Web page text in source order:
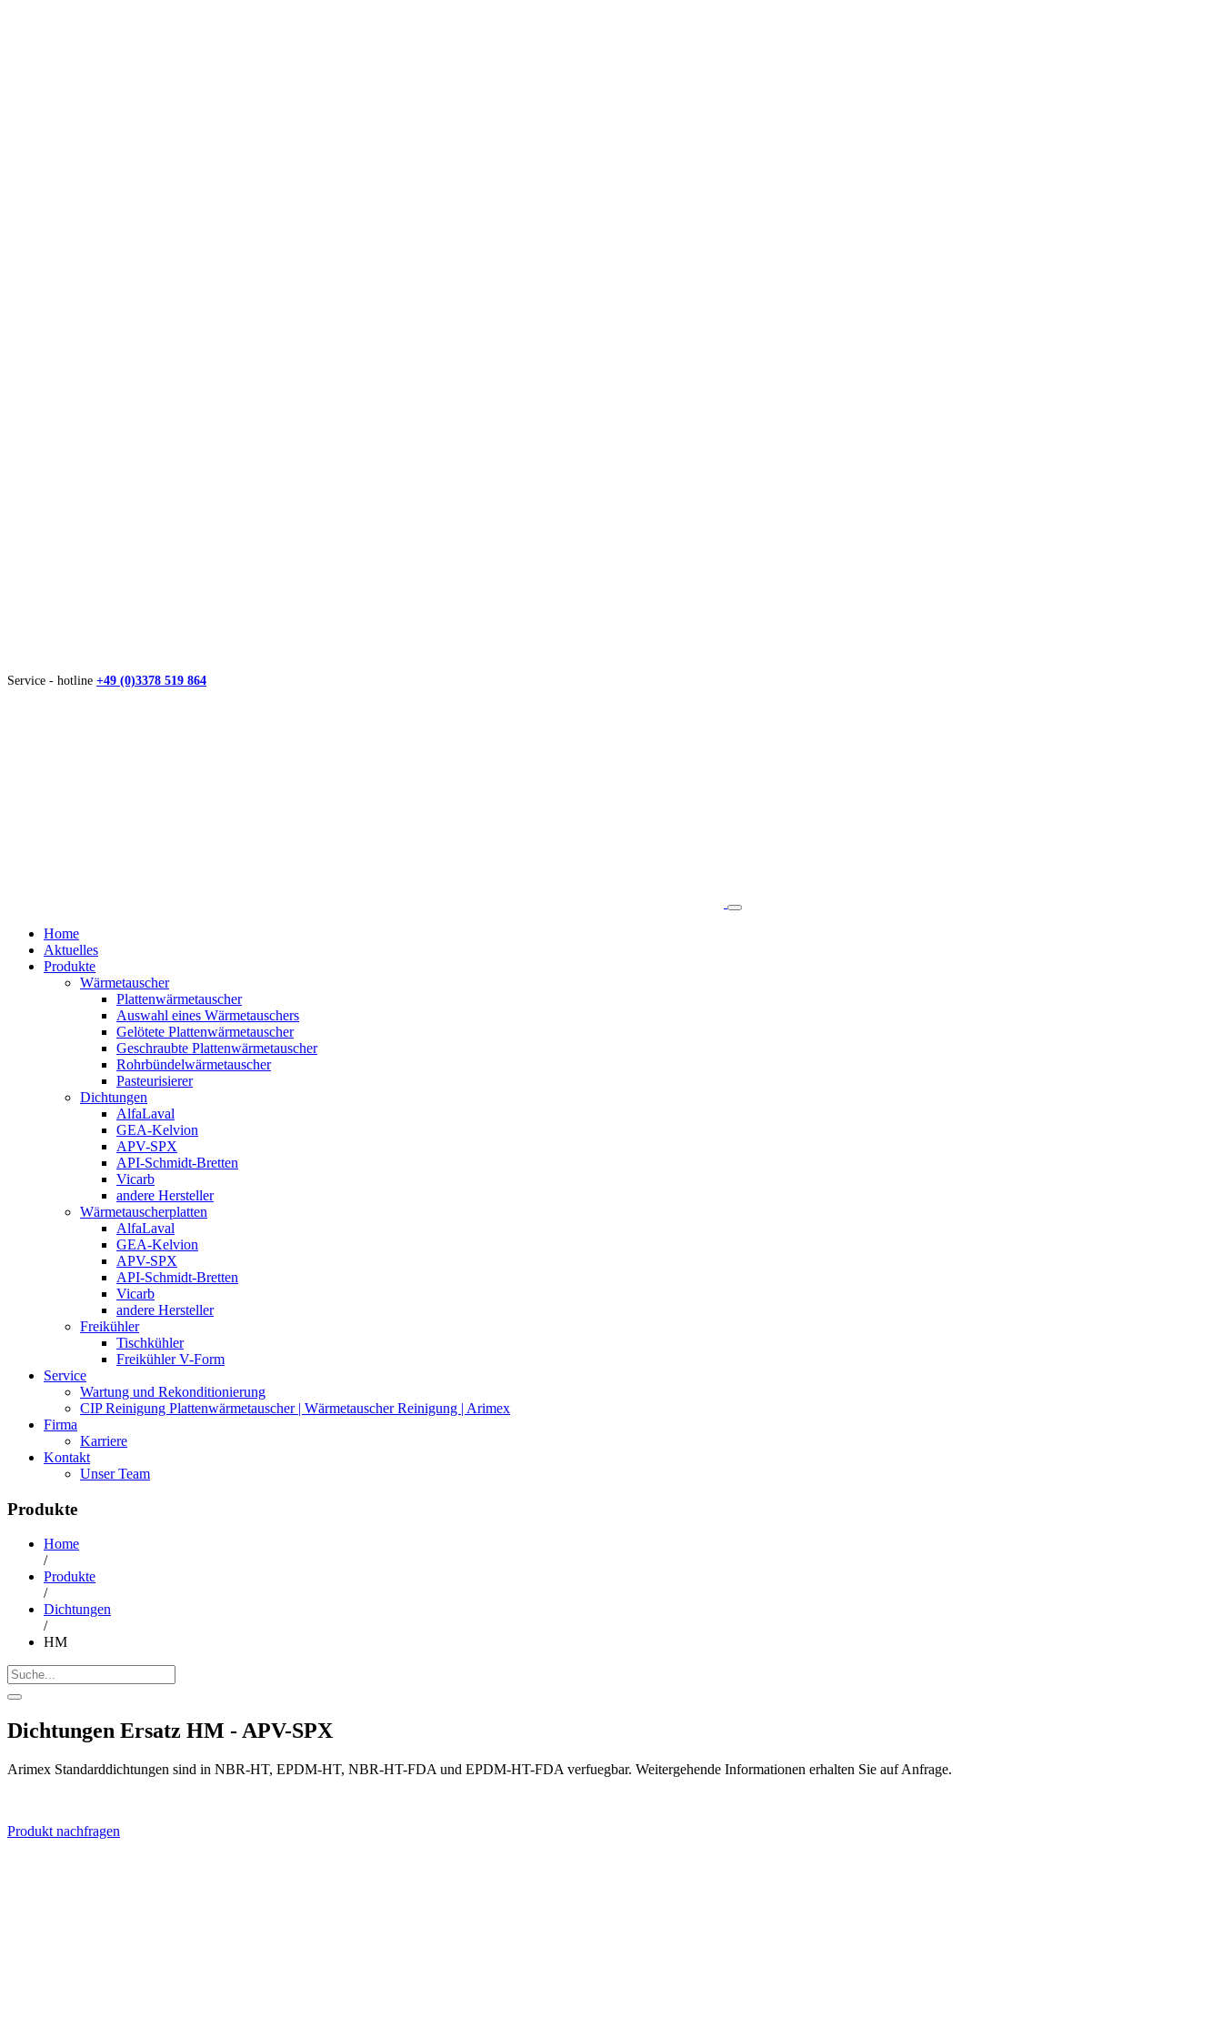
Service - hotline +49 (0)3378 519 864
Home
Aktuelles
Produkte
Wärmetauscher
Plattenwärmetauscher
Auswahl eines Wärmetauschers
Gelötete Plattenwärmetauscher
Geschraubte Plattenwärmetauscher
Rohrbündelwärmetauscher
Pasteurisierer
Dichtungen
AlfaLaval
GEA-Kelvion
APV-SPX
API-Schmidt-Bretten
Vicarb
andere Hersteller
Wärmetauscherplatten
AlfaLaval
GEA-Kelvion
APV-SPX
API-Schmidt-Bretten
Vicarb
andere Hersteller
Freikühler
Tischkühler
Freikühler V-Form
Service
Wartung und Rekonditionierung
CIP Reinigung Plattenwärmetauscher | Wärmetauscher Reinigung | Arimex
Firma
Karriere
Kontakt
Unser Team
Produkte
Home
/
Produkte
/
Dichtungen
/
HM
Dichtungen Ersatz HM - APV-SPX
Arimex Standarddichtungen sind in NBR-HT, EPDM-HT, NBR-HT-FDA und EPDM-HT-FDA verfuegbar. Weitergehende Informationen erhalten Sie auf Anfrage.
Produkt nachfragen